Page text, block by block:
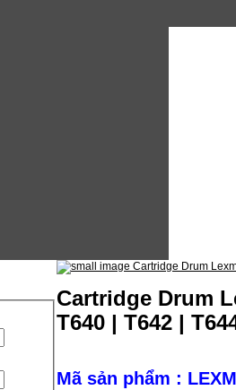
Cartridge Drum
T640 | T642 |
Mã sản phẩm :